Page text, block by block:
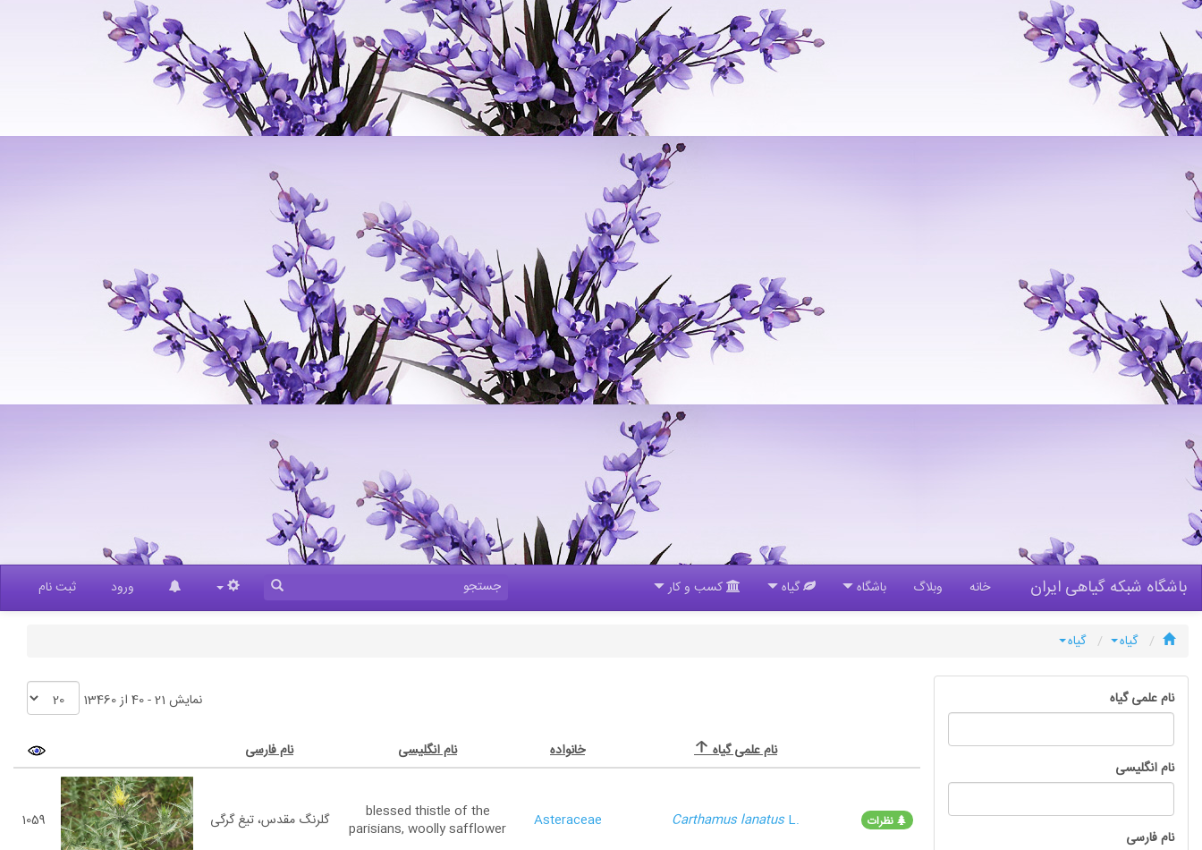
باشگاه شبکه گیاهی ایران خانه وبلاگ باشگاه گیاه کسب و کار ورود ثبت نام
گیاه گیاه
نام علمی گیاه
نام انگلیسی
نام فارسی
نمایش 21 - 40 از 13460
نام علمی گیاه خانواده نام انگلیسی نام فارسی
نظرات Carthamus lanatusL.
Asteraceae
blessed thistle of the
parisians, woolly safflower
گلرنگ مقدس، تیغ گرگی 1059